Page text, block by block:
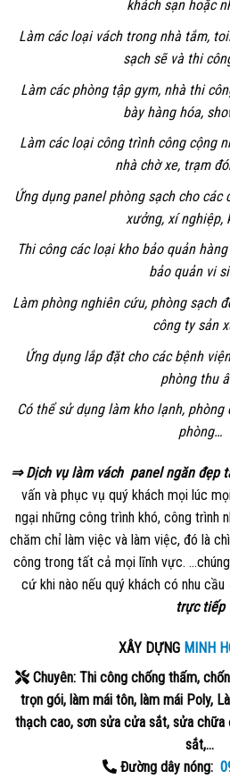
khách sạn hoặc
Làm các loại vách trong nhà tắm,
sạch sẽ và thi
Làm các phòng tập gym, nhà thi
bày hàng hóa,
Làm các loại công trình công cộng
nhà chờ xe, trạm
Ứng dụng panel phòng sạch cho
xưởng, xí nghiệp,
Thi công các loại kho bảo quản
bảo quản vi
Làm phòng nghiên cứu, phòng sạch
công ty sản
Ứng dụng lắp đặt cho các bệnh
phòng thu
Có thể sử dụng làm kho lạnh,
phòng…
⇒ Dịch vụ làm vách panelngăn đẹp
vấn và phục vụ quý khách mọi lúc
ngại những công trình khó, công trình
chăm chỉ làm việc và làm việc, đó là
công trong tất cả mọi lĩnh vực.
cứ khi nào nếu quý khách có nhu cầu
trựctiếp
XÂY DỰNG MINH
Chuyên: Thi công chống thấm,
trọn gói, làm mái tôn, làm mái Poly,
thạch cao, sơn sửa cửa sắt, sửa chữa
sắt,…
Đường dây nóng: